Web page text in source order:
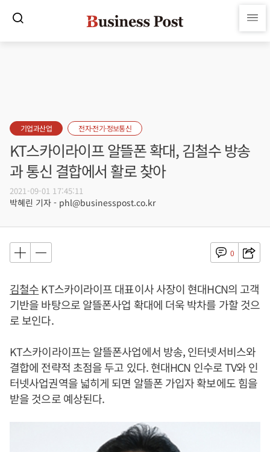
기업과산업 전자·전기·정보통신
KT스카이라이프 알뜰폰 확대, 김철수 방송
과 통신 결합에서 활로 찾아
2021-09-01 17:45:11
박혜린 기자 - phl@businesspost.co.kr
0
김철수KT스카이라이프 대표이사 사장이 현대HCN의 고객
기반을 바탕으로 알뜰폰사업 확대에 더욱 박차를 가할 것으
로 보인다.
KT스카이라이프는 알뜰폰사업에서 방송, 인터넷서비스와
결합에 전략적 초점을 두고 있다. 현대HCN 인수로 TV와 인
터넷사업권역을 넓히게 되면 알뜰폰 가입자 확보에도 힘을
받을 것으로 예상된다.